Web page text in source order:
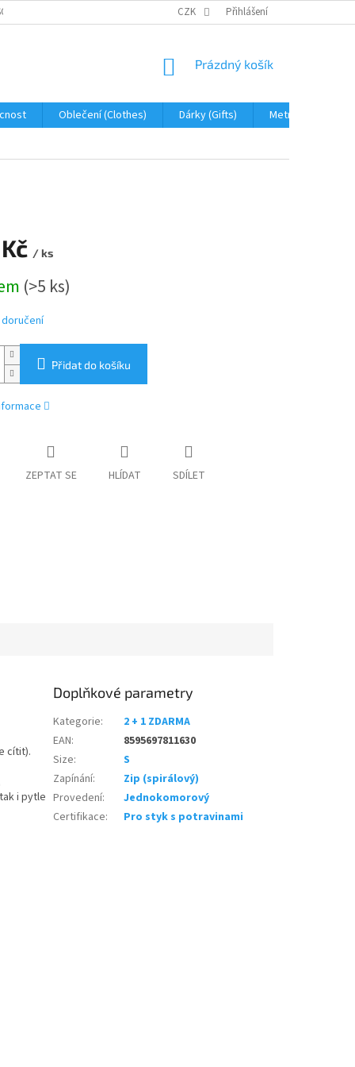
ÚDAJŮ JAK NA REKLAMACI A VRÁCENÍ ZBOŽÍ
CZK Přihlášení
NÁKUPNÍ
Prázdný košík
Oblečení (Clothes) Dárky (Gifts)
Metráž (fabric)
/ ks
(>5 ks)
Přidat do košíku
ZEPTAT SE HLÍDAT SDÍLET
cítit).
i pytle
Doplňkové parametry
Kategorie:
2 + 1 ZDARMA
EAN:
8595697811630
Size:
S
Zapínání:
Zip (spirálový)
Provedení:
Jednokomorový
Certifikace: Pro styk s potravinami